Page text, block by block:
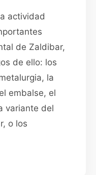
actividad
de Zaldibar,
de ello: los
la
embalse, el
variante del
o los